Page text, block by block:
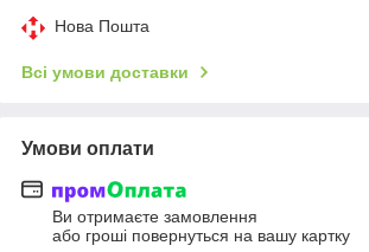
Нова Пошта
Всі умови доставки
Умови оплати
Ви отримаєте замовлення
або гроші повернуться на вашу картку